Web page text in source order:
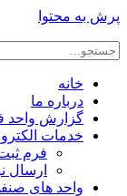
پرش به محتوا
خانه
درباره ما
گزارش واحد
خدمات
فرم
ارسال
واحد های